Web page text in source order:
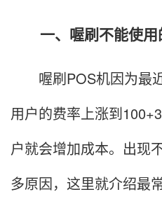
一、喔刷不能使用
喔刷POS机因为最
用户的费率上涨到
户就会增加成本。出现
多原因，这里就介绍最